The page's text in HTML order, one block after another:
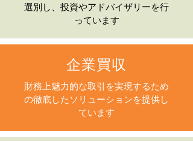
選別し、投資やアドバイザリーを行
っています
企業買収
財務上魅力的な取引を実現するため
の徹底したソリューションを提供し
ています